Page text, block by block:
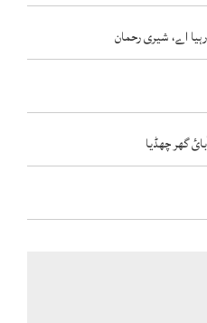
اے، شیری رحمان
گھر چھڈیا